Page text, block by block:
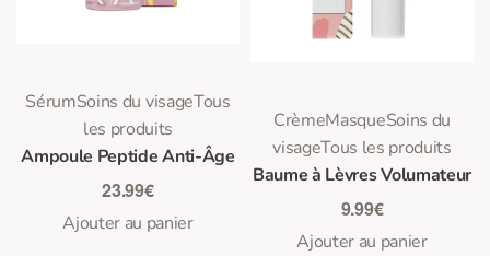
SérumSoins du visageTous
les produits
Ampoule Peptide Anti-Âge
23.99€
Ajouter au panier
Note sur 5
CrèmeMasqueSoins du
visageTous les produits
Baume à Lèvres Volumateur
9.99€
Ajouter au panier